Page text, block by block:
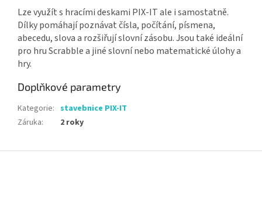
Lze využít s hracími deskami PIX-IT ale i samostatně.
Dílky pomáhají poznávat čísla, počítání, písmena,
abecedu, slova a rozšiřují slovní zásobu. Jsou také ideální
pro hru Scrabble a jiné slovní nebo matematické úlohy a
hry.
Doplňkové parametry
Kategorie: stavebnice PIX-IT
Záruka: 2 roky